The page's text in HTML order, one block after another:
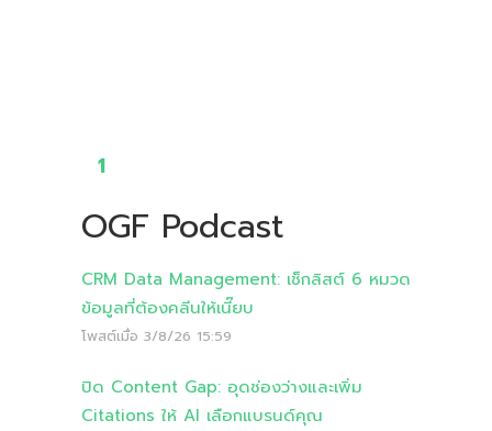
1
OGF Podcast
CRM Data Management: เช็กลิสต์ 6 หมวด
ข้อมูลที่ต้องคลีนให้เนี๊ยบ
โพสต์เมื่อ 3/8/26 15:59
ปิด Content Gap: อุดช่องว่างและเพิ่ม
Citations ให้ AI เลือกแบรนด์คุณ